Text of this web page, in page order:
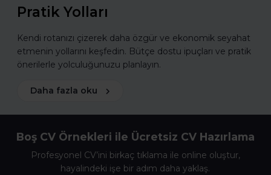
Pratik Yolları
Kendi rotanızı çizerek daha özgür ve ekonomik seyahat
etmenin yollarını keşfedin. Bütçe dostu ipuçları ve pratik
önerilerle yolculuğunuzu planlayın.
Daha fazla oku
Boş CV Örnekleri ile Ücretsiz CV Hazırlama
Profesyonel CV’ini birkaç tıklama ile online oluştur,
hayalindeki işe bir adım daha yaklaş.